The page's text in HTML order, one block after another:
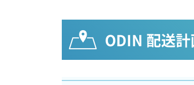
ODIN 配送